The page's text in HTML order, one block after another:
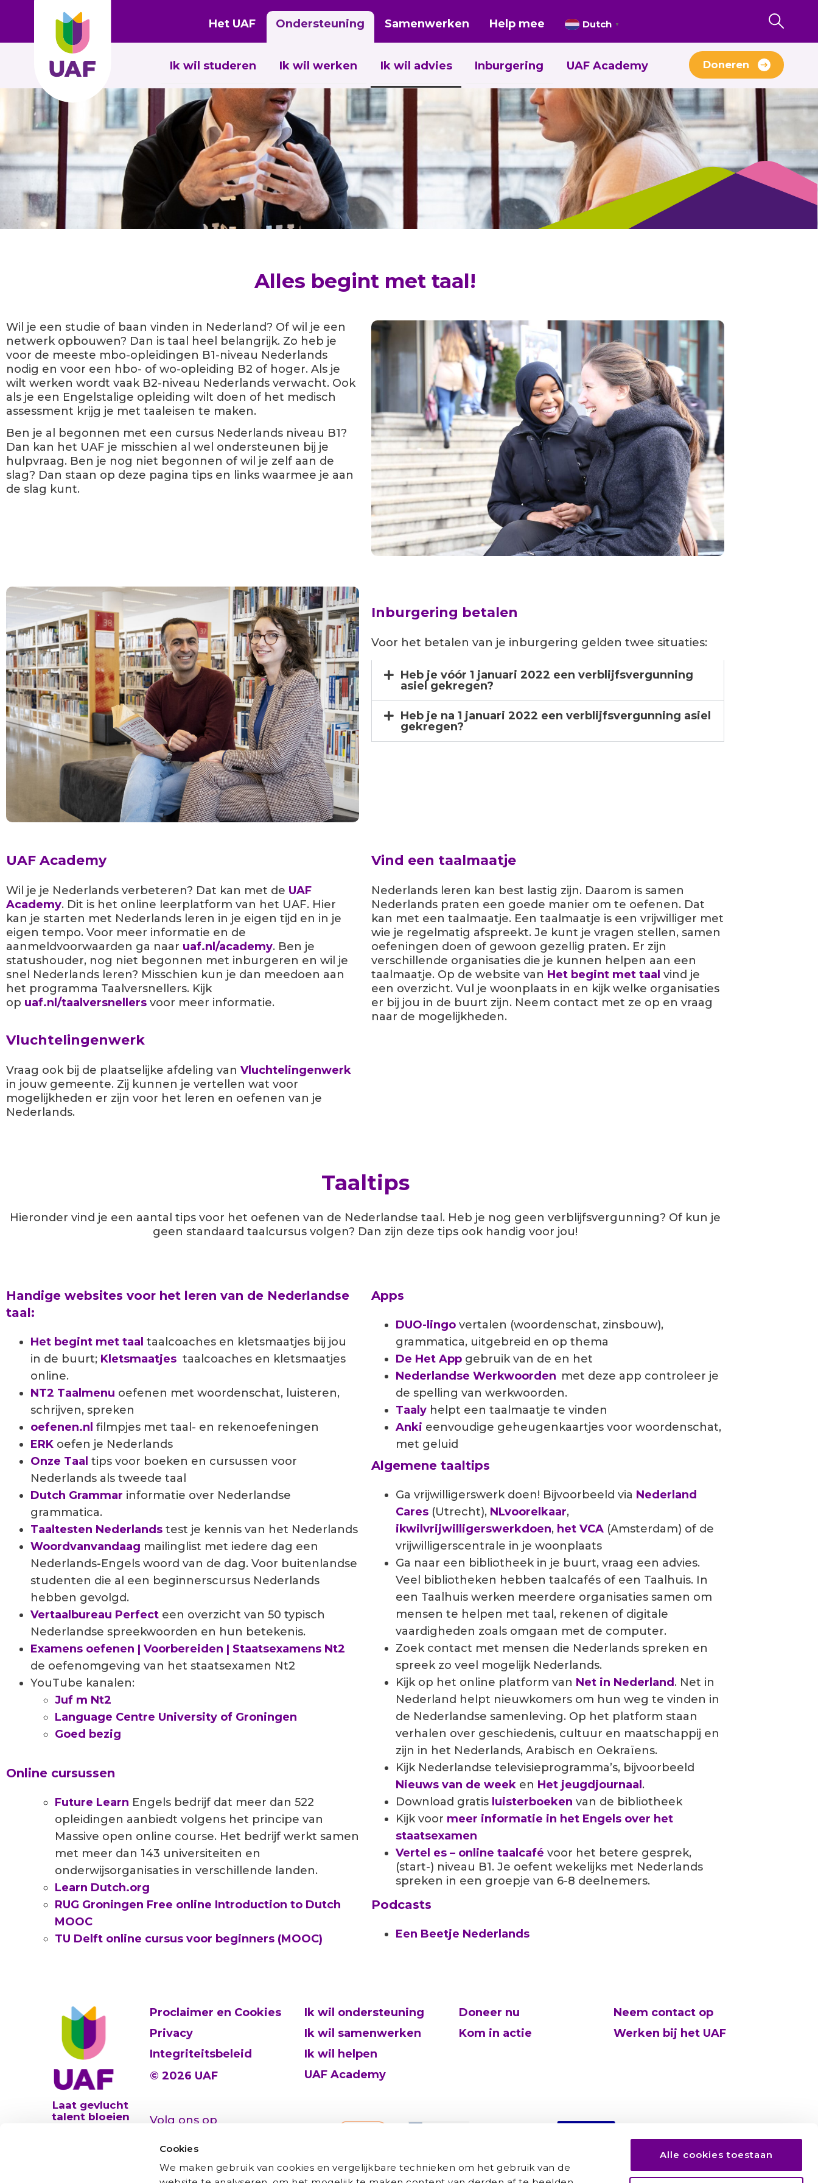
Cookies
We maken gebruik van cookies en vergelijkbare technieken om het gebruik van de
Alle cookies toestaan
Het UAF Ondersteuning
Ik wil studeren Ik wil werken Ik wil advies Inburgering UAF Academy
Samenwerken Help mee Dutch ▼
Doneren
Alles begint met taal!
Wil je een studie of baan vinden in Nederland? Of wil je een
netwerk opbouwen? Dan is taal heel belangrijk. Zo heb je
voor de meeste mbo-opleidingen B1-niveau Nederlands
nodig en voor een hbo- of wo-opleiding B2 of hoger. Als je
wilt werken wordt vaak B2-niveau Nederlands verwacht. Ook
als je een Engelstalige opleiding wilt doen of het medisch
assessment krijg je met taaleisen te maken.
Ben je al begonnen met een cursus Nederlands niveau B1?
Dan kan het UAF je misschien al wel ondersteunen bij je
hulpvraag. Ben je nog niet begonnen of wil je zelf aan de
slag? Dan staan op deze pagina tips en links waarmee je aan
de slag kunt.
Inburgering betalen
Voor het betalen van je inburgering gelden twee situaties:
Heb je vóór 1 januari 2022 een verblijfsvergunning
asiel gekregen?
Heb je na 1 januari 2022 een verblijfsvergunning asiel
gekregen?
UAF Academy
Wil je je Nederlands verbeteren? Dat kan met de UAF
Academy. Dit is het online leerplatform van het UAF. Hier
kan je starten met Nederlands leren in je eigen tijd en in je
eigen tempo. Voor meer informatie en de
aanmeldvoorwaarden ga naar uaf.nl/academy. Ben je
statushouder, nog niet begonnen met inburgeren en wil je
snel Nederlands leren? Misschien kun je dan meedoen aan
het programma Taalversnellers. Kijk
op uaf.nl/taalversnellers voor meer informatie.
Vluchtelingenwerk
Vraag ook bij de plaatselijke afdeling van Vluchtelingenwerk
in jouw gemeente. Zij kunnen je vertellen wat voor
mogelijkheden er zijn voor het leren en oefenen van je
Nederlands.
Vind een taalmaatje
Nederlands leren kan best lastig zijn. Daarom is samen
Nederlands praten een goede manier om te oefenen. Dat
kan met een taalmaatje. Een taalmaatje is een vrijwilliger met
wie je regelmatig afspreekt. Je kunt je vragen stellen, samen
oefeningen doen of gewoon gezellig praten. Er zijn
verschillende organisaties die je kunnen helpen aan een
taalmaatje. Op de website van Het begint met taal vind je
een overzicht. Vul je woonplaats in en kijk welke organisaties
er bij jou in de buurt zijn. Neem contact met ze op en vraag
naar de mogelijkheden.
Taaltips
Hieronder vind je een aantal tips voor het oefenen van de Nederlandse taal. Heb je nog geen verblijfsvergunning? Of kun je
geen standaard taalcursus volgen? Dan zijn deze tips ook handig voor jou!
Handige websites voor het leren van de Nederlandse
taal:
Het begint met taal taalcoaches en kletsmaatjes bij jou
in de buurt; Kletsmaatjes taalcoaches en kletsmaatjes
online.
NT2 Taalmenu oefenen met woordenschat, luisteren,
schrijven, spreken
oefenen.nl filmpjes met taal- en rekenoefeningen
ERK oefen je Nederlands
Onze Taal tips voor boeken en cursussen voor
Nederlands als tweede taal
Dutch Grammar informatie over Nederlandse
grammatica.
Taaltesten Nederlands test je kennis van het Nederlands
Woordvanvandaag mailinglist met iedere dag een
Nederlands-Engels woord van de dag. Voor buitenlandse
studenten die al een beginnerscursus Nederlands
hebben gevolgd.
Vertaalbureau Perfect een overzicht van 50 typisch
Nederlandse spreekwoorden en hun betekenis.
Examens oefenen | Voorbereiden | Staatsexamens Nt2
de oefenomgeving van het staatsexamen Nt2
YouTube kanalen:
Juf m Nt2
Language Centre University of Groningen
Goed bezig
Online cursussen
Future Learn Engels bedrijf dat meer dan 522
opleidingen aanbiedt volgens het principe van
Massive open online course. Het bedrijf werkt samen
met meer dan 143 universiteiten en
onderwijsorganisaties in verschillende landen.
Learn Dutch.org
RUG Groningen Free online Introduction to Dutch
MOOC
TU Delft online cursus voor beginners (MOOC)
Apps
DUO-lingo vertalen (woordenschat, zinsbouw),
grammatica, uitgebreid en op thema
De Het App gebruik van de en het
Nederlandse Werkwoorden met deze app controleer je
de spelling van werkwoorden.
Taaly helpt een taalmaatje te vinden
Anki eenvoudige geheugenkaartjes voor woordenschat,
met geluid
Algemene taaltips
Ga vrijwilligerswerk doen! Bijvoorbeeld via Nederland
Cares (Utrecht), NLvoorelkaar,
ikwilvrijwilligerswerkdoen, het VCA (Amsterdam) of de
vrijwilligerscentrale in je woonplaats
Ga naar een bibliotheek in je buurt, vraag een advies.
Veel bibliotheken hebben taalcafés of een Taalhuis. In
een Taalhuis werken meerdere organisaties samen om
mensen te helpen met taal, rekenen of digitale
vaardigheden zoals omgaan met de computer.
Zoek contact met mensen die Nederlands spreken en
spreek zo veel mogelijk Nederlands.
Kijk op het online platform van Net in Nederland. Net in
Nederland helpt nieuwkomers om hun weg te vinden in
de Nederlandse samenleving. Op het platform staan
verhalen over geschiedenis, cultuur en maatschappij en
zijn in het Nederlands, Arabisch en Oekraïens.
Kijk Nederlandse televisieprogramma’s, bijvoorbeeld
Nieuws van de week en Het jeugdjournaal.
Download gratis luisterboeken van de bibliotheek
Kijk voor meer informatie in het Engels over het
staatsexamen
Vertel es – online taalcafé voor het betere gesprek,
(start-) niveau B1. Je oefent wekelijks met Nederlands
spreken in een groepje van 6-8 deelnemers.
Podcasts
Een Beetje Nederlands
Laat gevlucht
talent bloeien
Proclaimer en Cookies
Privacy
Integriteitsbeleid
© 2026 UAF
Ik wil ondersteuning
Ik wil samenwerken
Ik wil helpen
UAF Academy
Doneer nu
Kom in actie
Neem contact op
Werken bij het UAF
Volg ons op